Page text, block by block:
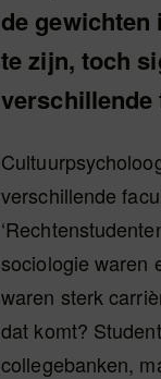
de
te zijn, toch
verschillende
verschillende
sociologie waren
waren sterk
dat komt?
collegebanken,